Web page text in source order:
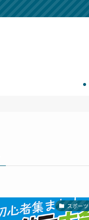
スポーツ